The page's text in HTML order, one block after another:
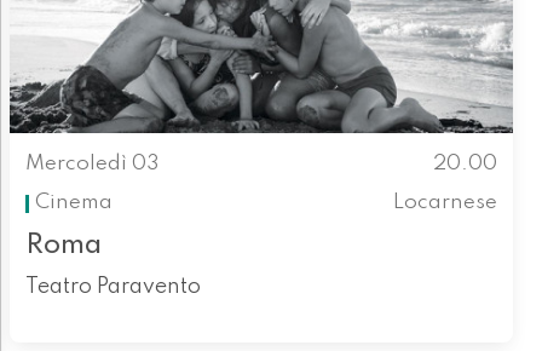
Mercoledì 03
20.00
Cinema
Locarnese
Roma
Teatro Paravento